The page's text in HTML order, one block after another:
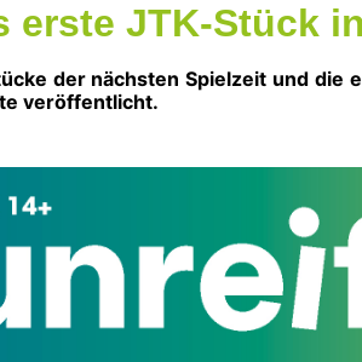
erste JTK-Stück
der nächsten Spielzeit und
veröffentlicht.